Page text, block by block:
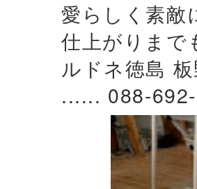
愛らしく素敵
仕上がりま
ルドネ徳島
...... 088-